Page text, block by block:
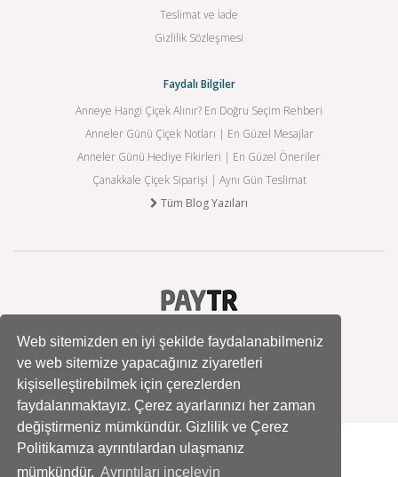
Web sitemizden en iyi şekilde faydalanabilmeniz
ve web sitemize yapacağınız ziyaretleri
kişiselleştirebilmek için çerezlerden
faydalanmaktayız. Çerez ayarlarınızı her zaman
değiştirmeniz mümkündür. Gizlilik ve Çerez
Politikamıza ayrıntılardan ulaşmanız
mümkündür. Ayrıntıları inceleyin
Teslimat ve İade
Gizlilik Sözleşmesi
Faydalı Bilgiler
Anneye Hangi Çiçek Alınır? En Doğru Seçim Rehberi
Anneler Günü Çiçek Notları | En Güzel Mesajlar
Anneler Günü Hediye Fikirleri | En Güzel Öneriler
Çanakkale Çiçek Siparişi | Aynı Gün Teslimat
Tüm Blog Yazıları